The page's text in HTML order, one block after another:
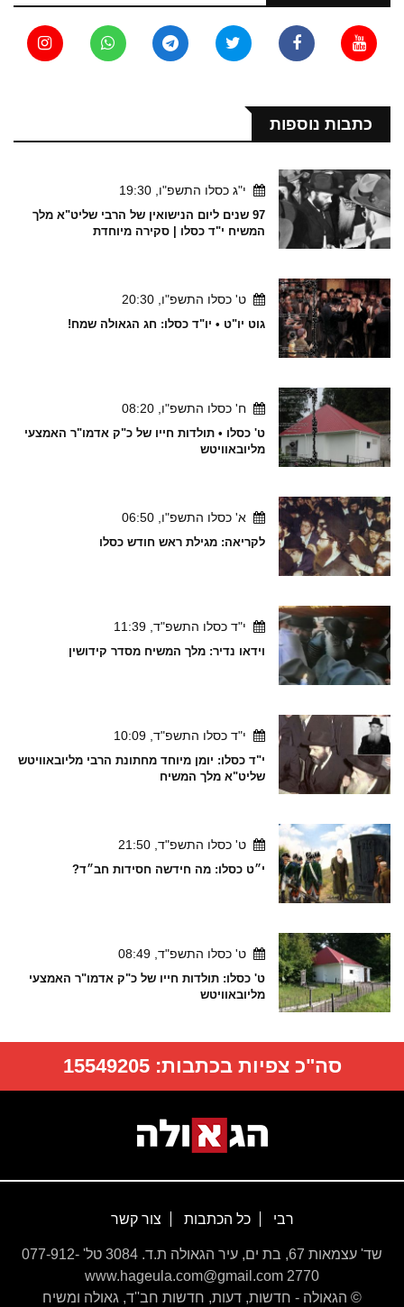
כתבות נוספות
י"ג כסלו התשפ"ו, 19:30
97 שנים ליום הנישואין של הרבי שליט"א מלך
המשיח י"ד כסלו | סקירה מיוחדת
ט' כסלו התשפ"ו, 20:30
גוט יו"ט • יו"ד כסלו: חג הגאולה שמח!
ח' כסלו התשפ"ו, 08:20
ט' כסלו • תולדות חייו של כ"ק אדמו"ר האמצעי
מליובאוויטש
א' כסלו התשפ"ו, 06:50
לקריאה: מגילת ראש חודש כסלו
י"ד כסלו התשפ"ד, 11:39
וידאו נדיר: מלך המשיח מסדר קידושין
י"ד כסלו התשפ"ד, 10:09
י"ד כסלו: יומן מיוחד מחתונת הרבי מליובאוויטש
שליט"א מלך המשיח
ט' כסלו התשפ"ד, 21:50
י״ט כסלו: מה חידשה חסידות חב״ד?
ט' כסלו התשפ"ד, 08:49
ט' כסלו: תולדות חייו של כ"ק אדמו"ר האמצעי
מליובאוויטש
סה"כ צפיות בכתבות:15549205
רבי כל הכתבות צור קשר
שד' עצמאות 67, בת ים, עיר הגאולה ת.ד. 3084 טל' 077-912-
2770 www.hageula.com@gmail.com
© הגאולה - חדשות, דעות, חדשות חב''ד, גאולה ומשיח